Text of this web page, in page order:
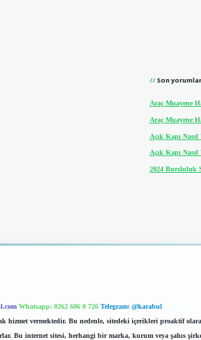
Son yorumlar
Araç Muayene
Araç Muayene
Açık Kapı Nasıl
Açık Kapı Nasıl
2024 Bursluluk
Whatsapp: 0262 606 0 726 Telegram: @karabul
hizmet vermektedir. Bu nedenle, sitedeki içerikleri proaktif
Bu internet sitesi, herhangi bir marka, kurum veya şahıs